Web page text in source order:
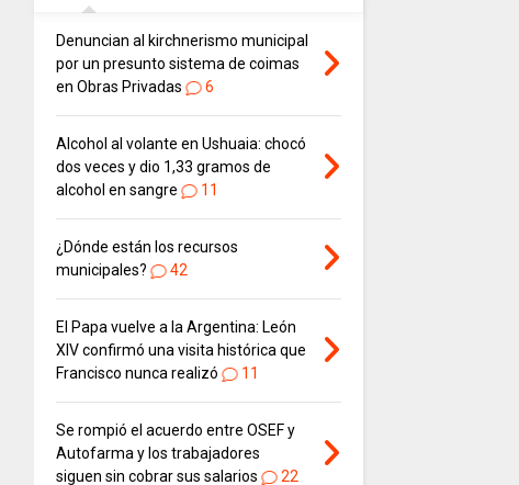
Denuncian al kirchnerismo municipal
por un presunto sistema de coimas
en Obras Privadas
6
Alcohol al volante en Ushuaia: chocó
dos veces y dio 1,33 gramos de
alcohol en sangre
11
¿Dónde están los recursos
municipales?
42
El Papa vuelve a la Argentina: León
XIV confirmó una visita histórica que
Francisco nunca realizó
11
Se rompió el acuerdo entre OSEF y
Autofarma y los trabajadores
siguen sin cobrar sus salarios
22